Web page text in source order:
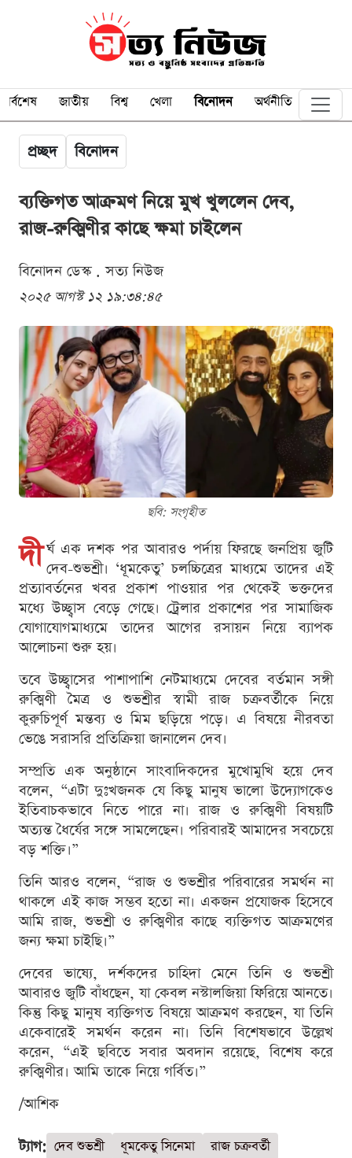
সর্বশেষ জাতীয় বিশ্ব খেলা বিনোদন অর্থনীতি
প্রচ্ছদ বিনোদন
ব্যক্তিগত আক্রমণ নিয়ে মুখ খুললেন দেব,
রাজ-রুক্মিণীর কাছে ক্ষমা চাইলেন
বিনোদন ডেস্ক . সত্য নিউজ
২০২৫ আগস্ট ১২ ১৯:৩৪:৪৫
ছবি: সংগৃহীত
দী র্ঘ এক দশক পর আবারও পর্দায় ফিরছে জনপ্রিয় জুটি
দেব-শুভশ্রী। ‘ধূমকেতু’ চলচ্চিত্রের মাধ্যমে তাদের এই
প্রত্যাবর্তনের খবর প্রকাশ পাওয়ার পর থেকেই ভক্তদের
মধ্যে উচ্ছ্বাস বেড়ে গেছে। ট্রেলার প্রকাশের পর সামাজিক
যোগাযোগমাধ্যমে তাদের আগের রসায়ন নিয়ে ব্যাপক
আলোচনা শুরু হয়।
তবে উচ্ছ্বাসের পাশাপাশি নেটমাধ্যমে দেবের বর্তমান সঙ্গী
রুক্মিণী মৈত্র ও শুভশ্রীর স্বামী রাজ চক্রবর্তীকে নিয়ে
কুরুচিপূর্ণ মন্তব্য ও মিম ছড়িয়ে পড়ে। এ বিষয়ে নীরবতা
ভেঙে সরাসরি প্রতিক্রিয়া জানালেন দেব।
সম্প্রতি এক অনুষ্ঠানে সাংবাদিকদের মুখোমুখি হয়ে দেব
বলেন, “এটা দুঃখজনক যে কিছু মানুষ ভালো উদ্যোগকেও
ইতিবাচকভাবে নিতে পারে না। রাজ ও রুক্মিণী বিষয়টি
অত্যন্ত ধৈর্যের সঙ্গে সামলেছেন। পরিবারই আমাদের সবচেয়ে
বড় শক্তি।”
তিনি আরও বলেন, “রাজ ও শুভশ্রীর পরিবারের সমর্থন না
থাকলে এই কাজ সম্ভব হতো না। একজন প্রযোজক হিসেবে
আমি রাজ, শুভশ্রী ও রুক্মিণীর কাছে ব্যক্তিগত আক্রমণের
জন্য ক্ষমা চাইছি।”
দেবের ভাষ্যে, দর্শকদের চাহিদা মেনে তিনি ও শুভশ্রী
আবারও জুটি বাঁধছেন, যা কেবল নস্টালজিয়া ফিরিয়ে আনতে।
কিন্তু কিছু মানুষ ব্যক্তিগত বিষয়ে আক্রমণ করছেন, যা তিনি
একেবারেই সমর্থন করেন না। তিনি বিশেষভাবে উল্লেখ
করেন, “এই ছবিতে সবার অবদান রয়েছে, বিশেষ করে
রুক্মিণীর। আমি তাকে নিয়ে গর্বিত।”
/আশিক
ট্যাগ: দেব শুভশ্রী ধূমকেতু সিনেমা
রাজ চক্রবর্তী